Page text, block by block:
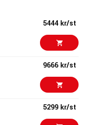
5444 kr/st
9666 kr/st
5299 kr/st